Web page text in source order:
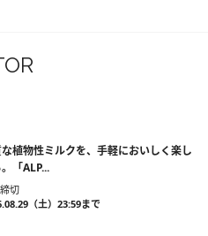
植物性ミルクを、手軽においしく楽し
「ALP...
切
（土）23:59まで